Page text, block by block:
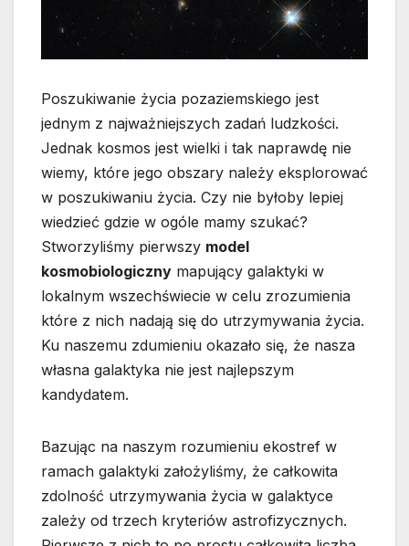
Poszukiwanie życia pozaziemskiego jest
jednym z najważniejszych zadań ludzkości.
Jednak kosmos jest wielki i tak naprawdę nie
wiemy, które jego obszary należy eksplorować
w poszukiwaniu życia. Czy nie byłoby lepiej
wiedzieć gdzie w ogóle mamy szukać?
Stworzyliśmy pierwszy model
kosmobiologiczny mapujący galaktyki w
lokalnym wszechświecie w celu zrozumienia
które z nich nadają się do utrzymywania życia.
Ku naszemu zdumieniu okazało się, że nasza
własna galaktyka nie jest najlepszym
kandydatem.
Bazując na naszym rozumieniu ekostref w
ramach galaktyki założyliśmy, że całkowita
zdolność utrzymywania życia w galaktyce
zależy od trzech kryteriów astrofizycznych.